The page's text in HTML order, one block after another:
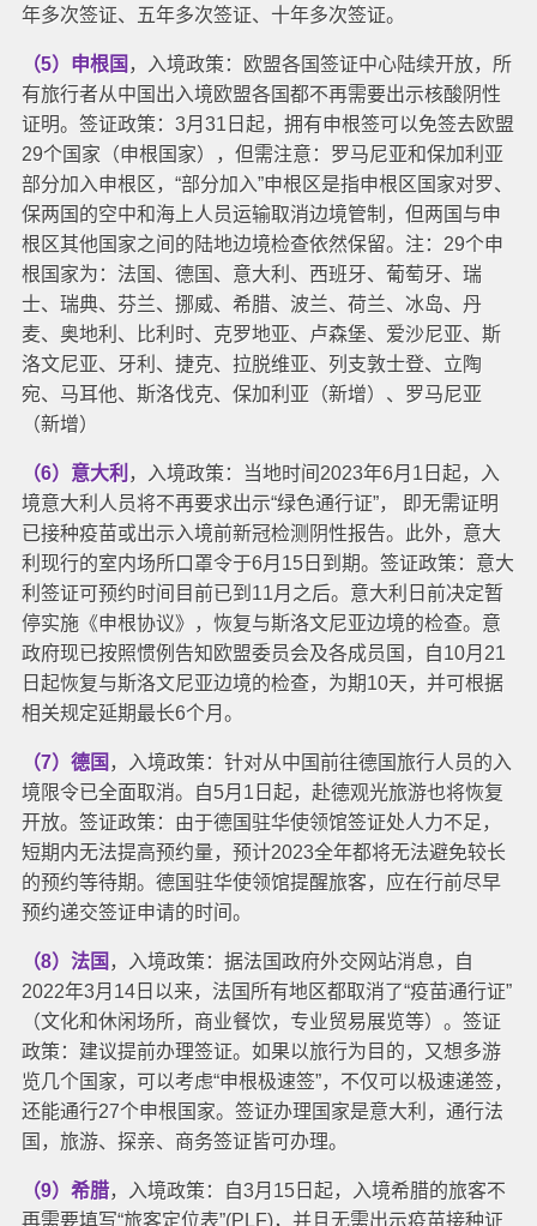
年多次签证、五年多次签证、十年多次签证。
（5）申根国 ，入境政策：欧盟各国签证中心陆续开放，所
有旅行者从中国出入境欧盟各国都不再需要出示核酸阴性
证明。 签证政策：3月31日起，拥有申根签可以免签去欧盟
29个国家（申根国家），但需注意：罗马尼亚和保加利亚
部分加入申根区，“部分加入”申根区是指申根区国家对罗、
保两国的空中和海上人员运输取消边境管制，但两国与申
根区其他国家之间的陆地边境检查依然保留。 注：29个申
根国家为：法国、德国、意大利、西班牙、葡萄牙、瑞
士、瑞典、芬兰、挪威、希腊、波兰、荷兰、冰岛、丹
麦、奥地利、比利时、克罗地亚、卢森堡、爱沙尼亚、斯
洛文尼亚、牙利、捷克、拉脱维亚、列支敦士登、立陶
宛、马耳他、斯洛伐克、保加利亚（新增）、罗马尼亚
（新增）
（6）意大利 ，入境政策：当地时间2023年6月1日起，入
境意大利人员将不再要求出示“绿色通行证”， 即无需证明
已接种疫苗或出示入境前新冠检测阴性报告。此外，意大
利现行的室内场所口罩令于6月15日到期。 签证政策：意大
利签证可预约时间目前已到11月之后。意大利日前决定暂
停实施《申根协议》，恢复与斯洛文尼亚边境的检查。意
政府现已按照惯例告知欧盟委员会及各成员国，自10月21
日起恢复与斯洛文尼亚边境的检查，为期10天，并可根据
相关规定延期最长6个月。
（7）德国 ，入境政策：针对从中国前往德国旅行人员的入
境限令已全面取消。自5月1日起，赴德观光旅游也将恢复
开放。 签证政策：由于德国驻华使领馆签证处人力不足，
短期内无法提高预约量，预计2023全年都将无法避免较长
的预约等待期。德国驻华使领馆提醒旅客，应在行前尽早
预约递交签证申请的时间。
（8）法国 ，入境政策：据法国政府外交网站消息，自
2022年3月14日以来，法国所有地区都取消了“疫苗通行证”
（文化和休闲场所，商业餐饮，专业贸易展览等）。 签证
政策：建议提前办理签证。如果以旅行为目的，又想多游
览几个国家，可以考虑“申根极速签”，不仅可以极速递签，
还能通行27个申根国家。签证办理国家是意大利，通行法
国，旅游、探亲、商务签证皆可办理。
（9）希腊，入境政策：自3月15日起，入境希腊的旅客不
再需要填写“旅客定位表”(PLF)，并且无需出示疫苗接种证